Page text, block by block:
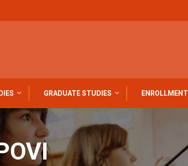
GRADUATE STUDIES ENROLLMENT